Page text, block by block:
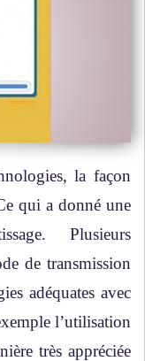
la façon
qui a donné une
Plusieurs
de transmission
adéquates avec
l’utilisation
très appréciée